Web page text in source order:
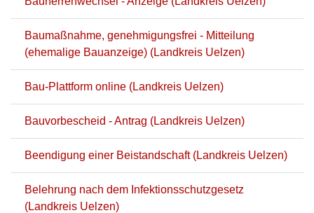
Baumaßnahme, genehmigungsfrei - Mitteilung
(ehemalige Bauanzeige) (Landkreis Uelzen)
Bau-Plattform online (Landkreis Uelzen)
Bauvorbescheid - Antrag (Landkreis Uelzen)
Beendigung einer Beistandschaft (Landkreis Uelzen)
Belehrung nach dem Infektionsschutzgesetz
(Landkreis Uelzen)